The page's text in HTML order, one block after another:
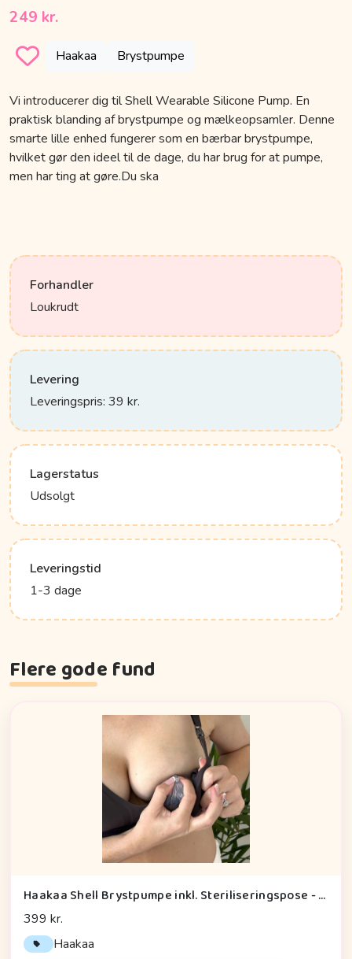
249 kr.
Haakaa Brystpumpe
Vi introducerer dig til Shell Wearable Silicone Pump. En
praktisk blanding af brystpumpe og mælkeopsamler. Denne
smarte lille enhed fungerer som en bærbar brystpumpe,
hvilket gør den ideel til de dage, du har brug for at pumpe,
men har ting at gøre.Du ska
Forhandler
Loukrudt
Levering
Leveringspris: 39 kr.
Lagerstatus
Udsolgt
Leveringstid
1-3 dage
Flere gode fund
Haakaa Shell Brystpumpe inkl. Steriliseringspose - 75ml - 2 stk.
399 kr.
Haakaa